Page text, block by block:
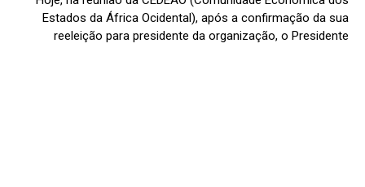
Estados da África Ocidental), após a confirmação da sua
reeleição para presidente da organização, o Presidente